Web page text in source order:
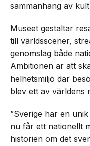
sammanhang av
Museet gestaltar
till världsscener,
genomslag både
Ambitionen är att
helhetsmiljö där
blev ett av världens
”Sverige har en
nu får ett nationellt
historien om det